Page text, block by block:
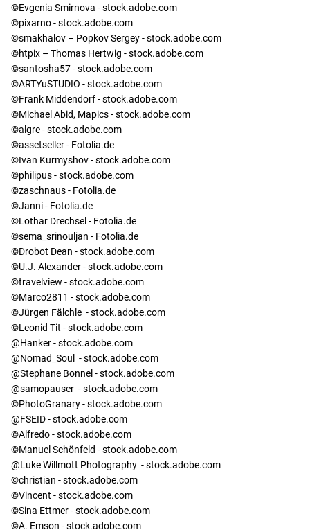
©Evgenia Smirnova - stock.adobe.com
©pixarno - stock.adobe.com
©smakhalov – Popkov Sergey - stock.adobe.com
©htpix – Thomas Hertwig - stock.adobe.com
©santosha57 - stock.adobe.com
©ARTYuSTUDIO - stock.adobe.com
©Frank Middendorf - stock.adobe.com
©Michael Abid, Mapics - stock.adobe.com
©algre - stock.adobe.com
©assetseller - Fotolia.de
©Ivan Kurmyshov - stock.adobe.com
©philipus - stock.adobe.com
©zaschnaus - Fotolia.de
©Janni - Fotolia.de
©Lothar Drechsel - Fotolia.de
©sema_srinouljan - Fotolia.de
©Drobot Dean - stock.adobe.com
©U.J. Alexander - stock.adobe.com
©travelview - stock.adobe.com
©Marco2811 - stock.adobe.com
©Jürgen Fälchle - stock.adobe.com
©Leonid Tit - stock.adobe.com
@Hanker - stock.adobe.com
@Nomad_Soul - stock.adobe.com
@Stephane Bonnel - stock.adobe.com
@samopauser - stock.adobe.com
©PhotoGranary - stock.adobe.com
@FSEID - stock.adobe.com
©Alfredo - stock.adobe.com
©Manuel Schönfeld - stock.adobe.com
@Luke Willmott Photography - stock.adobe.com
©christian - stock.adobe.com
©Vincent - stock.adobe.com
©Sina Ettmer - stock.adobe.com
©A. Emson - stock.adobe.com